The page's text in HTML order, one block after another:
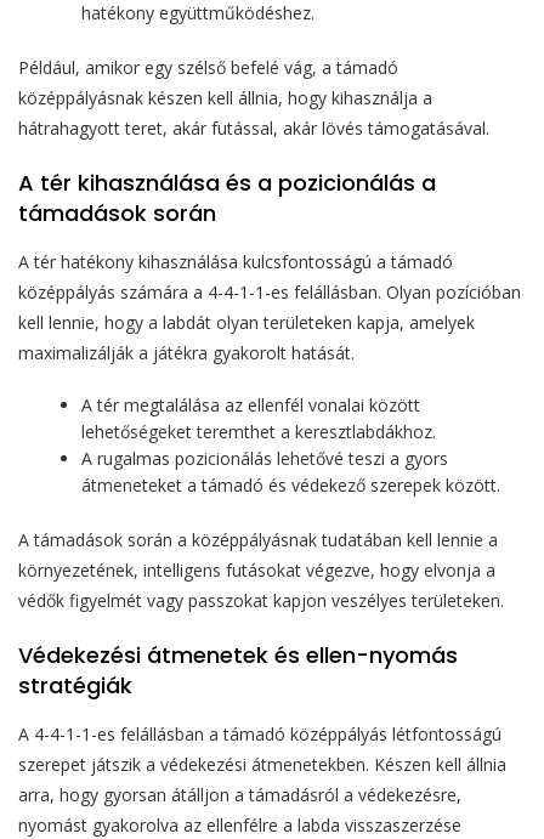
hatékony együttműködéshez.
Például, amikor egy szélső befelé vág, a támadó
középpályásnak készen kell állnia, hogy kihasználja a
hátrahagyott teret, akár futással, akár lövés támogatásával.
A tér kihasználása és a pozicionálás a
támadások során
A tér hatékony kihasználása kulcsfontosságú a támadó
középpályás számára a 4-4-1-1-es felállásban. Olyan pozícióban
kell lennie, hogy a labdát olyan területeken kapja, amelyek
maximalizálják a játékra gyakorolt hatását.
A tér megtalálása az ellenfél vonalai között
lehetőségeket teremthet a keresztlabdákhoz.
A rugalmas pozicionálás lehetővé teszi a gyors
átmeneteket a támadó és védekező szerepek között.
A támadások során a középpályásnak tudatában kell lennie a
környezetének, intelligens futásokat végezve, hogy elvonja a
védők figyelmét vagy passzokat kapjon veszélyes területeken.
Védekezési átmenetek és ellen-nyomás
stratégiák
A 4-4-1-1-es felállásban a támadó középpályás létfontosságú
szerepet játszik a védekezési átmenetekben. Készen kell állnia
arra, hogy gyorsan átálljon a támadásról a védekezésre,
nyomást gyakorolva az ellenfélre a labda visszaszerzése